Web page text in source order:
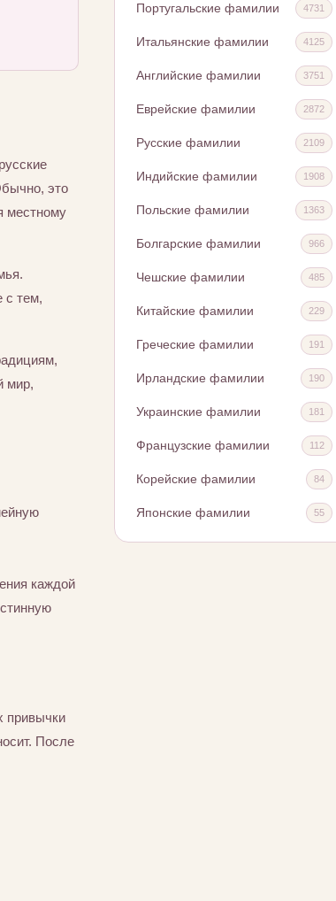
это
местному
с тем,
мир,
каждой
привычки
После
Португальские фамилии 4731
Итальянские фамилии 4125
Английские фамилии 3751
Еврейские фамилии 2872
Русские фамилии 2109
Индийские фамилии 1908
Польские фамилии 1363
Болгарские фамилии 966
Чешские фамилии 485
Китайские фамилии 229
Греческие фамилии 191
Ирландские фамилии 190
Украинские фамилии 181
Французские фамилии 112
Корейские фамилии 84
Японские фамилии 55